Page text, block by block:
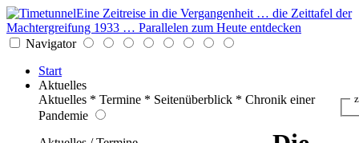
Eine Zeitreise in die Vergangenheit … die Zeittafel der
Machtergreifung 1933 … Parallelen zum Heute entdecken
Navigator
Start
Aktuelles
Aktuelles * Termine * Seitenüberblick * Chronik einer
Pandemie